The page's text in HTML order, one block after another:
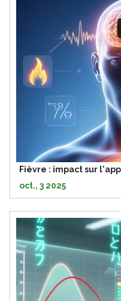
Fièvre : impact sur
oct., 3 2025